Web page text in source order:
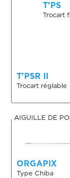
T'PS
Trocart
T'PSR II
Trocart réglable
AIGUILLE DE
ORGAPIX
Type Chiba